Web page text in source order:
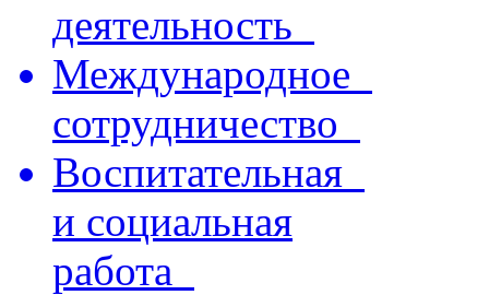
деятельность
Международное
сотрудничество
Воспитательная
и социальная
работа